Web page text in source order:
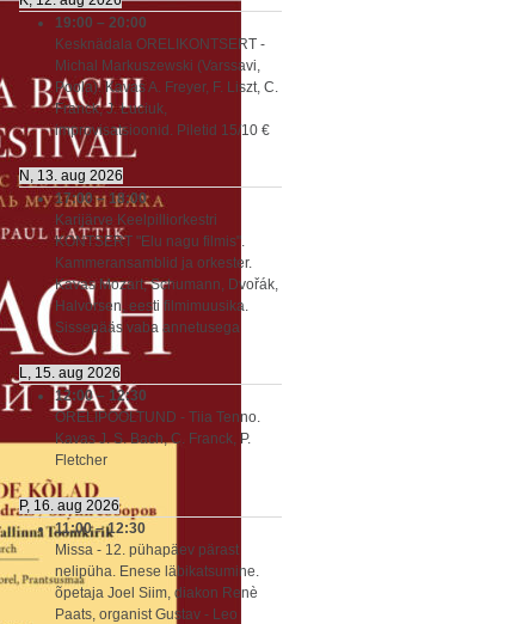
19:00 – 20:00
Kesknädala ORELIKONTSERT -
Michal Markuszewski (Varssavi,
Poola). Kavas A. Freyer, F. Liszt, C.
Franck, J. Łuciuk,
improvisatsioonid. Piletid 15/10 €
N, 13. aug 2026
17:00– 18:00
Karijärve Keelpilliorkestri
KONTSERT "Elu nagu filmis".
Kammeransamblid ja orkester.
Kavas Mozart, Schumann, Dvořák,
Halvorsen, eesti filmimuusika.
Sissepääs vaba annetusega
L, 15. aug 2026
12:00– 12:30
ORELIPOOLTUND - Tiia Tenno.
Kavas J. S. Bach, C. Franck, P.
Fletcher
P, 16. aug 2026
11:00–12:30
Missa - 12. pühapäev pärast
nelipüha. Enese läbikatsumine.
õpetaja Joel Siim, diakon Renè
Paats, organist Gustav - Leo